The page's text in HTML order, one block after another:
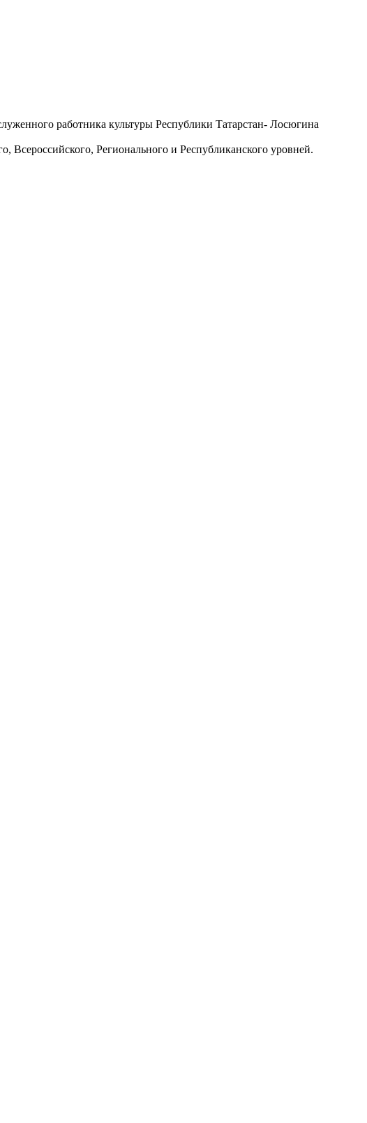
работника культуры Республики Татарстан- Лосюгина
Регионального и Республиканского уровней.